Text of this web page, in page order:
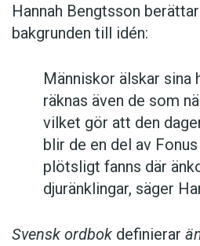
Hannah Bengtsson
bakgrunden till idén:
Människor älskar sina
räknas även de som
vilket gör att den
blir de en del av
plötsligt fanns där
djuränklingar, säger
Svensk ordbok definierar